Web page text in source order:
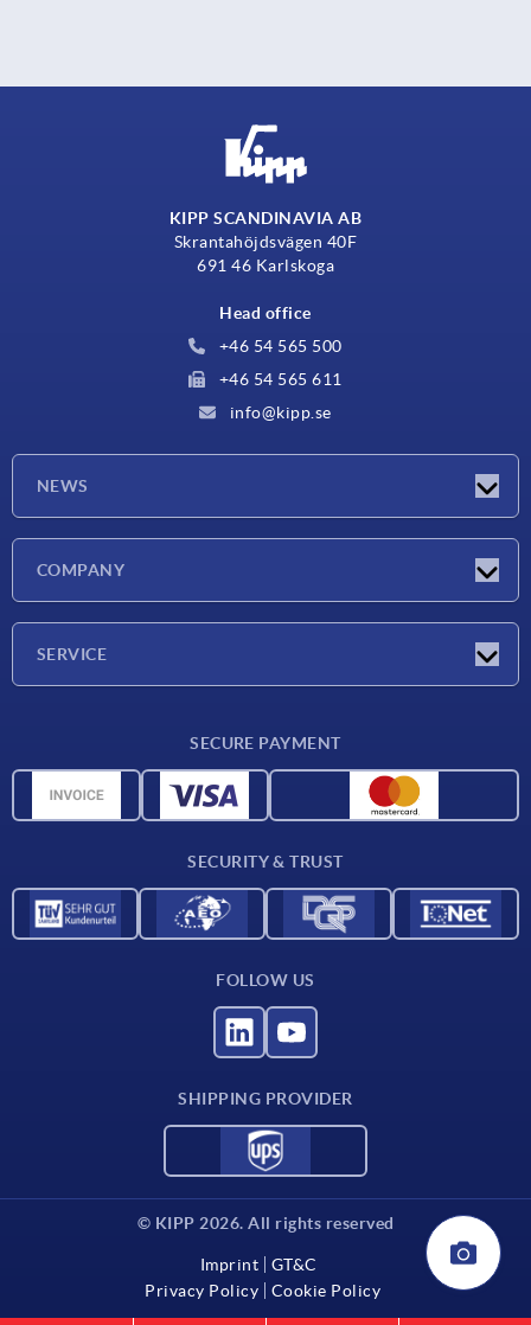
KIPP SCANDINAVIA AB
Skrantahöjdsvägen 40F
691 46 Karlskoga
Head office
+46 54 565 500
+46 54 565 611
info@kipp.se
NEWS
COMPANY
SERVICE
CAD data
SECURE PAYMENT
SECURITY & TRUST
FOLLOW US
SHIPPING PROVIDER
© KIPP 2026. All rights reserved
Imprint
GT&C
Privacy Policy
Cookie Policy